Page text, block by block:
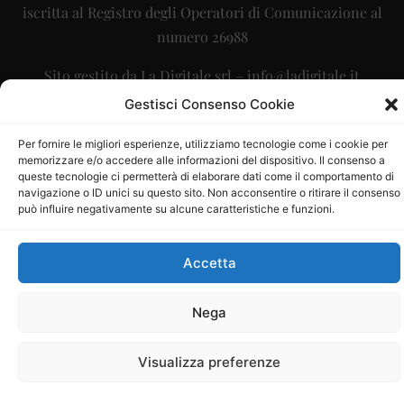
Gestisci Consenso Cookie
Per fornire le migliori esperienze, utilizziamo tecnologie come i cookie per
memorizzare e/o accedere alle informazioni del dispositivo. Il consenso a
queste tecnologie ci permetterà di elaborare dati come il comportamento di
navigazione o ID unici su questo sito. Non acconsentire o ritirare il consenso
può influire negativamente su alcune caratteristiche e funzioni.
Accetta
Nega
Visualizza preferenze
iscritta al Registro degli Operatori di Comunicazione al
numero 26988
Sito gestito daLa Digitale srl–info@ladigitale.it